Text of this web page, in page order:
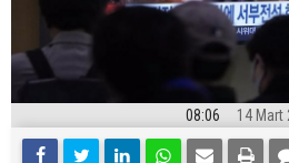
08:06 14 Mart